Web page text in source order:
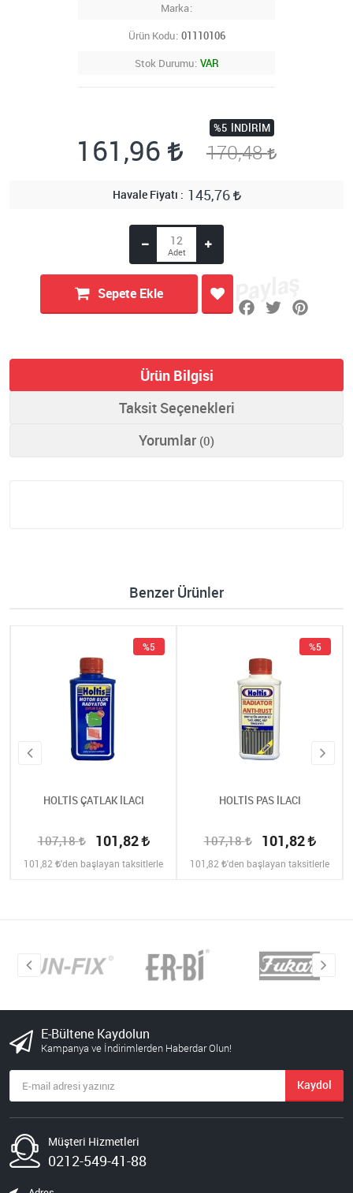
Marka
Ürün Kodu 01110106
Stok Durumu VAR
161,96
%5 İNDIRIM
170,48
Havale Fiyatı 145,76
Sepete Ekle
Ürün Bilgisi
Taksit Seçenekleri
Yorumlar (0)
Benzer Ürünler
HOLTİS ÇATLAK İLACI
107,18 101,82
%5
101,82 'den başlayan taksitlerle
HOLTİS PAS İLACI
107,18 101,82
%5
101,82 'den başlayan taksitlerle
E-Bültene Kaydolun
Kampanya ve İndirimlerden Haberdar Olun!
Kaydol
Müşteri Hizmetleri
0212-549-41-88